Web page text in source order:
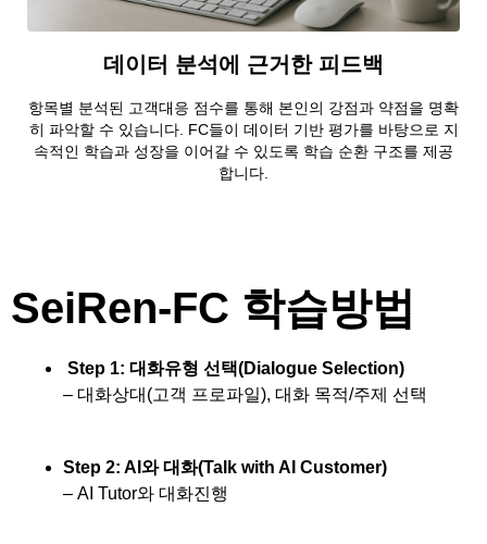
데이터 분석에 근거한 피드백
항목별 분석된 고객대응 점수를 통해 본인의 강점과 약점을 명확
히 파악할 수 있습니다. FC들이 데이터 기반 평가를 바탕으로 지
속적인 학습과 성장을 이어갈 수 있도록 학습 순환 구조를 제공
합니다.
SeiRen-FC 학습방법
Step 1: 대화유형 선택(Dialogue Selection)
– 대화상대(고객 프로파일), 대화 목적/주제 선택
Step 2: AI와 대화(Talk with AI Customer)
– AI Tutor와 대화진행